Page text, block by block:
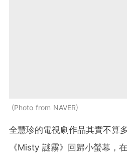
Photo from NAVER
全慧珍的電視劇作品其實不算
《Misty 謎霧》回歸小螢幕，